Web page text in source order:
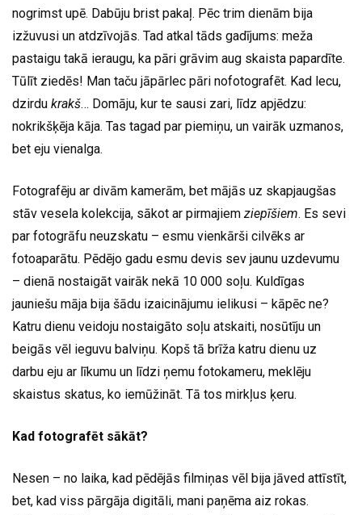
nogrimst upē. Dabūju brist pakaļ. Pēc trim dienām bija
izžuvusi un atdzīvojās. Tad atkal tāds gadījums: meža
pastaigu takā ieraugu, ka pāri grāvim aug skaista papardīte.
Tūlīt ziedēs! Man taču jāpārlec pāri nofotografēt. Kad lecu,
dzirdu krakš… Domāju, kur te sausi zari, līdz apjēdzu:
nokrikšķēja kāja. Tas tagad par piemiņu, un vairāk uzmanos,
bet eju vienalga.
Fotografēju ar divām kamerām, bet mājās uz skapjaugšas
stāv vesela kolekcija, sākot ar pirmajiem ziepīšiem. Es sevi
par fotogrāfu neuzskatu – esmu vienkārši cilvēks ar
fotoaparātu. Pēdējo gadu esmu devis sev jaunu uzdevumu
– dienā nostaigāt vairāk nekā 10 000 soļu. Kuldīgas
jauniešu māja bija šādu izaicinājumu ielikusi – kāpēc ne?
Katru dienu veidoju nostaigāto soļu atskaiti, nosūtīju un
beigās vēl ieguvu balviņu. Kopš tā brīža katru dienu uz
darbu eju ar līkumu un līdzi ņemu fotokameru, meklēju
skaistus skatus, ko iemūžināt. Tā tos mirkļus ķeru.
Kad fotografēt sākāt?
Nesen – no laika, kad pēdējās filmiņas vēl bija jāved attīstīt,
bet, kad viss pārgāja digitāli, mani paņēma aiz rokas.